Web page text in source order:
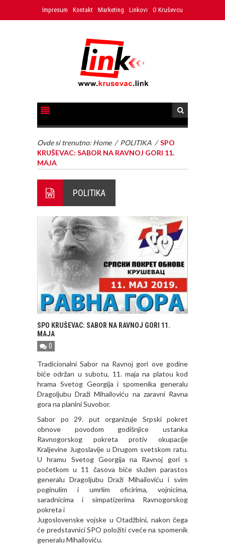
Impresum Kontakt Marketing Linkovi O Kruševcu
Ovde si trenutno: Home / POLITIKA /SPO
КRUŠEVAC: SABOR NA RAVNOJ GORI 11.
MAJA
POLITIKA
SPO КRUŠEVAC: SABOR NA RAVNOJ GORI 11.
MAJA
0
Tradicionalni Sabor na Ravnoj gori ove godine
biće održan u subotu, 11. maja na platou kod
hrama Svetog Georgija i spomenika generalu
Dragoljubu Draži Mihailoviću na zaravni Ravna
gora na planini Suvobor.
Sabor po 29. put organizuje Srpski pokret
obnove povodom godišnjice ustanka
Ravnogorskog pokreta protiv okupacije
Кraljevine Jugoslavije u Drugom svetskom ratu.
U hramu Svetog Georgija na Ravnoj gori s
početkom u 11 časova biće služen parastos
generalu Dragoljubu Draži Mihailoviću i svim
poginulim i umrlim oficirima, vojnicima,
saradnicima i simpatizerima Ravnogorskog
pokreta i
Jugoslovenske vojske u Otadžbini, nakon čega
će predstavnici SPO položiti cveće na spomenik
generalu Mihailoviću.